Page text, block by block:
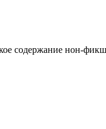
содержание нон-